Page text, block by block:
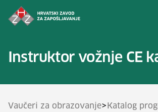
Instruktor vožnje CE
Vaučeri za obrazovanje> Katalog